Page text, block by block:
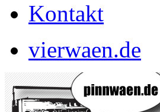
Kontakt
vierwaen.de